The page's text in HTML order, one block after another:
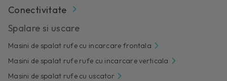
Conectivitate
Spalare si uscare
Masini de spalat rufe cu incarcare frontala
Masini de spalat rufe rufe cu incarcare verticala
Masini de spalat rufe cu uscator